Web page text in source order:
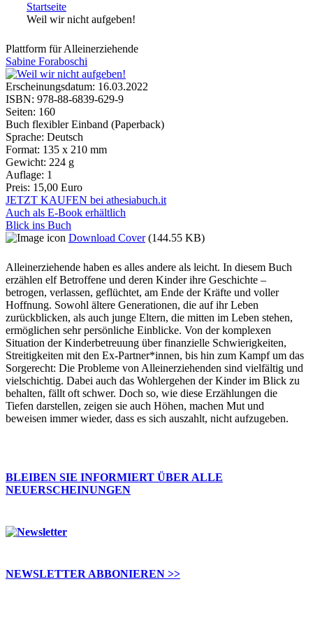
Sie sind hier
Startseite
Weil wir nicht aufgeben!
Plattform für Alleinerziehende
Sabine Foraboschi
Erscheinungsdatum: 16.03.2022
ISBN: 978-88-6839-629-9
Seiten: 160
Buch flexibler Einband (Paperback)
Sprache: Deutsch
Format: 135 x 210 mm
Gewicht: 224 g
Auflage: 1
Preis: 15,00 Euro
JETZT KAUFEN bei athesiabuch.it
Auch als E-Book erhältlich
Blick ins Buch
Download Cover (144.55 KB)
Alleinerziehende haben es alles andere als leicht. In diesem Buch
erzählen elf Betroffene und deren Kinder ihre Geschichte –
betrogen, verlassen, geflüchtet, am Ende der Kräfte und voller
Hoffnung. Sowohl ältere Generationen, die auf ihr Leben
zurückblicken, als auch junge Eltern, die mitten im Leben stehen,
ermöglichen sehr persönliche Einblicke. Von der komplexen
Situation der Kinderbetreuung über finanzielle Schwierigkeiten,
Streitigkeiten mit den Ex-Partner*innen, bis hin zum Kampf um das
Sorgerecht: Die Probleme von Alleinerziehenden sind vielfältig und
vielschichtig. Dabei auch das Wohlergehen der Kinder im Blick zu
behalten, fällt oft schwer. Doch so, wie diese Erzählungen die
Tiefen darstellen, zeigen sie auch Höhen, machen Mut und
beweisen immer wieder, dass es sich auszahlt, nicht aufzugeben.
BLEIBEN SIE INFORMIERT ÜBER ALLE
NEUERSCHEINUNGEN
NEWSLETTER ABBONIEREN >>